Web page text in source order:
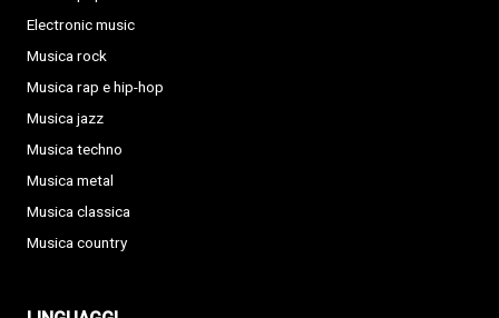
Electronic music
Musica rock
Musica rap e hip-hop
Musica jazz
Musica techno
Musica metal
Musica classica
Musica country